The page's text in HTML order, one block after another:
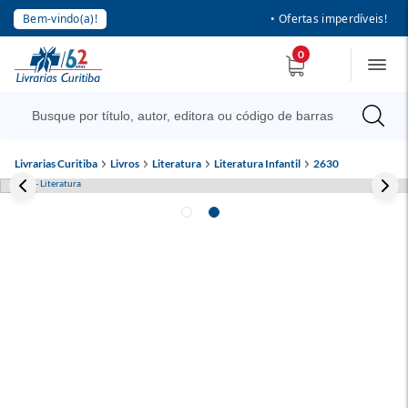
Bem-vindo(a)! • Ofertas imperdíveis!
0
Livrarias Curitiba Livros Literatura Literatura Infantil 2630